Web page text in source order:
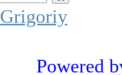
Grigoriy
Powered